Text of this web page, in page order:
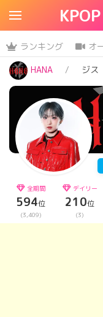
ランキング オ
HANA
ジス
全期間
594位
(3,409)
デイリー
210位
(3)